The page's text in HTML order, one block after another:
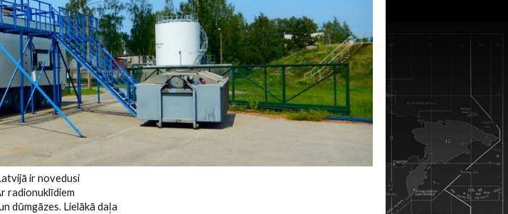
ir novedusi
radionuklīdiem
dūmgāzes. Lielākā daļa